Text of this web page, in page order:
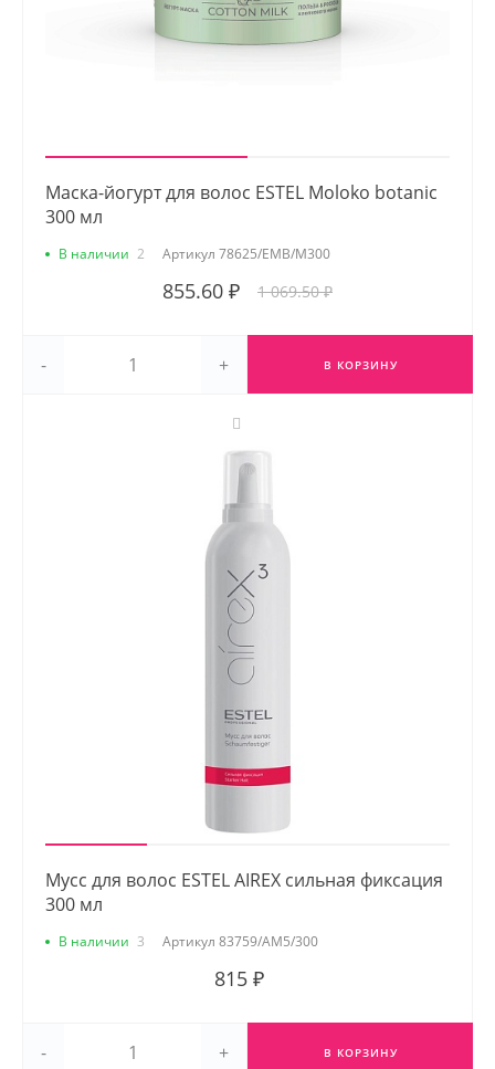
Маска-йогурт для волос ESTEL Moloko botanic
300 мл
В наличии 2 Артикул 78625/EMB/M300
855.60 ₽ 1 069.50 ₽
- + В КОРЗИНУ
Мусс для волос ESTEL AIREX сильная фиксация
300 мл
В наличии 3 Артикул 83759/AM5/300
815 ₽
- + В КОРЗИНУ